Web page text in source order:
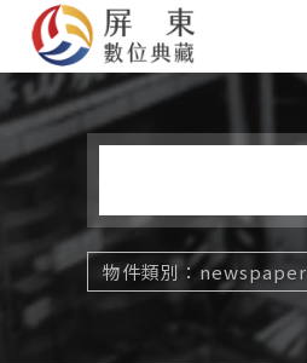
您在這裡
物件類別 newspaper